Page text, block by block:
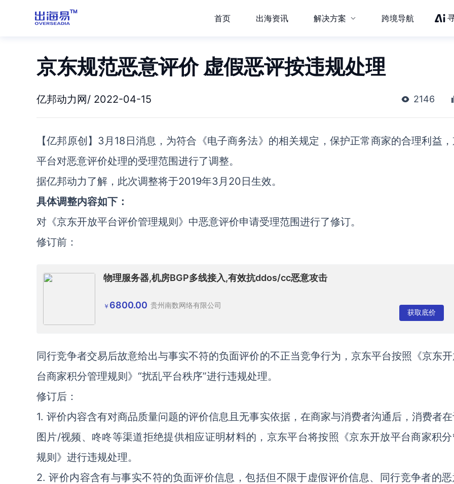
首页 出海资讯 解决方案 跨境导航
京东规范恶意评价 虚假恶评按违规处理
亿邦动力网/ 2022-04-15 2146
【亿邦原创】3月18日消息，为符合《电子商务法》的相关规定，保护正常商家的合理利益
平台对恶意评价处理的受理范围进行了调整。
据亿邦动力了解，此次调整将于2019年3月20日生效。
具体调整内容如下：
对《京东开放平台评价管理规则》中恶意评价申请受理范围进行了修订。
修订前：
物理服务器,机房BGP多线接入,有效抗ddos/cc恶意攻击
￥ 6800.00 贵州南数网络有限公司
获取底价
同行竞争者交易后故意给出与事实不符的负面评价的不正当竞争行为，京东平台按照《京东
台商家积分管理规则》“扰乱平台秩序”进行违规处理。
修订后：
1. 评价内容含有对商品质量问题的评价信息且无事实依据，在商家与消费者沟通后，消费者
图片/视频、咚咚等渠道拒绝提供相应证明材料的，京东平台将按照《京东开放平台商家积
规则》进行违规处理。
2. 评价内容含有与事实不符的负面评价信息，包括但不限于虚假评价信息、同行竞争者的